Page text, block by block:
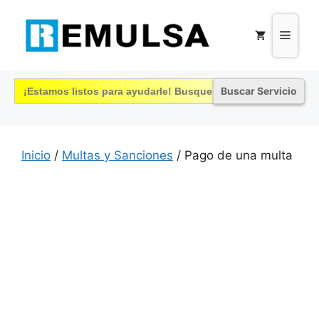
contenido
Menú
Buscar:
Inicio / Multas y Sanciones / Pago de una multa